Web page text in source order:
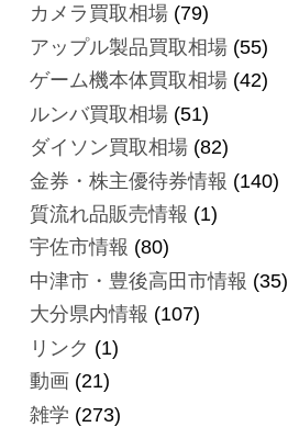
カメラ買取相場(79)
アップル製品買取相場(55)
ゲーム機本体買取相場(42)
ルンバ買取相場(51)
ダイソン買取相場(82)
金券・株主優待券情報 (140)
質流れ品販売情報 (1)
宇佐市情報 (80)
中津市・豊後高田市情報 (35)
大分県内情報 (107)
リンク (1)
動画 (21)
雑学 (273)